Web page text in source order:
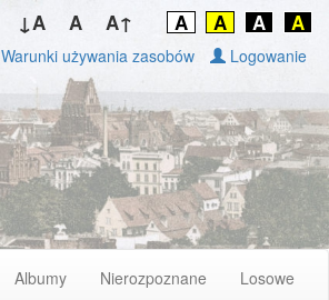
↓A A A↑ A A A A
Warunki używania zasobów Logowanie
Albumy Nierozpoznane Losowe